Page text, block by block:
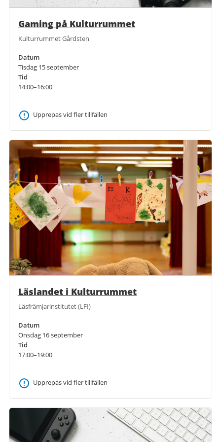
Gaming på Kulturrummet
Kulturrummet Gårdsten
Datum
Tisdag 15 september
Tid
14:00–16:00
Upprepas vid fler tillfällen
Läslandet i Kulturrummet
Läsfrämjarinstitutet (LFI)
Datum
Onsdag 16 september
Tid
17:00–19:00
Upprepas vid fler tillfällen